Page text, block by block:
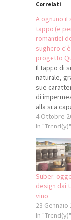
Correlati
A ognuno il
tappo (e
romantici
sughero
progetto
Il tappo di
naturale,
sue
di
alla sua
trattenere
ossigeno,
la corretta
evoluzione
vino in
L'elasticità
sughero,
permette al
di svolgere
funzione di
4 Ottobre
In "Trend(y)"
Suber:
design dai
vino
23 Gennaio
In "Trend(y)"